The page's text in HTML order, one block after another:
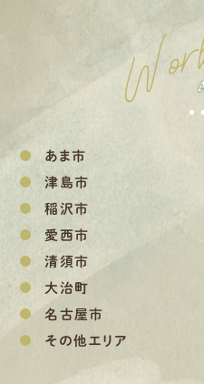
あま市
津島市
稲沢市
愛西市
清須市
大治町
名古屋市
その他エリア